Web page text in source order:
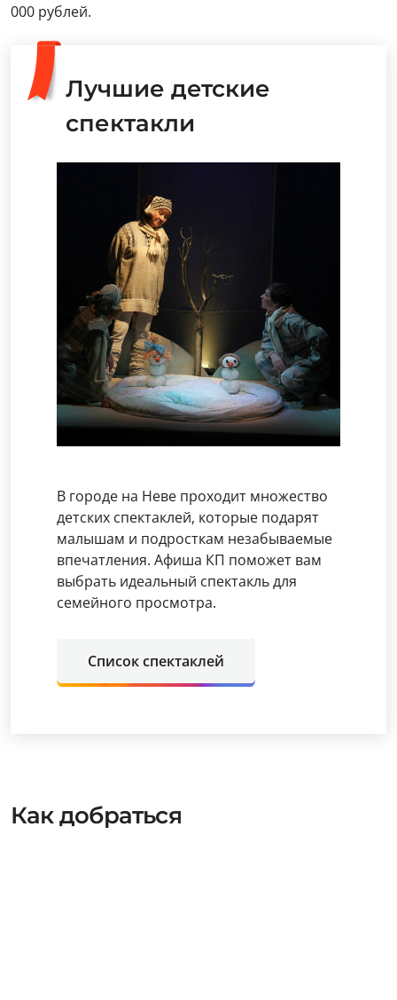
000 рублей.
Лучшие детские
спектакли
В городе на Неве проходит множество
детских спектаклей, которые подарят
малышам и подросткам незабываемые
впечатления. Афиша КП поможет вам
выбрать идеальный спектакль для
семейного просмотра.
Список спектаклей
Как добраться